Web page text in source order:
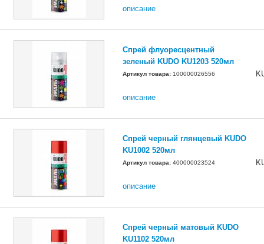
описание
Спрей флуоресцентный
зеленый KUDO KU1203 520мл
Артикул товара: 100000026556
описание
Спрей черный глянцевый KUDO
KU1002 520мл
Артикул товара: 400000023524
описание
Спрей черный матовый KUDO
KU1102 520мл